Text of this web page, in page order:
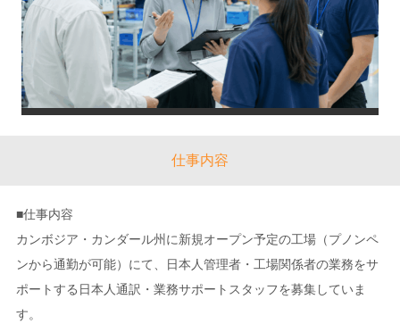
仕事内容
■仕事内容
カンボジア・カンダール州に新規オープン予定の工場（プノンペ
ンから通勤が可能）にて、日本人管理者・工場関係者の業務をサ
ポートする日本人通訳・業務サポートスタッフを募集していま
す。